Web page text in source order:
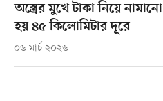
অস্ত্রের মুখে টাকা নিয়ে নামানো
হয় ৪৫ কিলোমিটার দূরে
০৬ মার্চ ২০২৬